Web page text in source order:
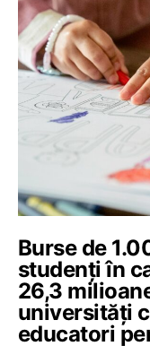
Burse de
studenți în
26,3
universități
educatori